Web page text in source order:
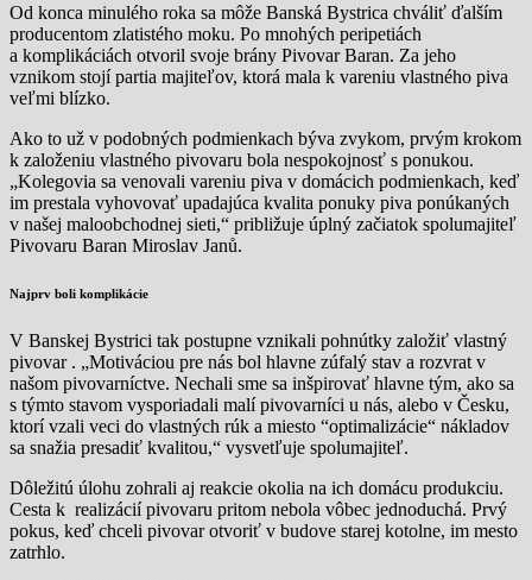
Od konca minulého roka sa môže Banská Bystrica chváliť ďalším
producentom zlatistého moku. Po mnohých peripetiách
a komplikáciách otvoril svoje brány Pivovar Baran. Za jeho
vznikom stojí partia majiteľov, ktorá mala k vareniu vlastného piva
veľmi blízko.
Ako to už v podobných podmienkach býva zvykom, prvým krokom
k založeniu vlastného pivovaru bola nespokojnosť s ponukou.
„Kolegovia sa venovali vareniu piva v domácich podmienkach, keď
im prestala vyhovovať upadajúca kvalita ponuky piva ponúkaných
v našej maloobchodnej sieti,“ približuje úplný začiatok spolumajiteľ
Pivovaru Baran Miroslav Janů.
Najprv boli komplikácie
V Banskej Bystrici tak postupne vznikali pohnútky založiť vlastný
pivovar . „Motiváciou pre nás bol hlavne zúfalý stav a rozvrat v
našom pivovarníctve. Nechali sme sa inšpirovať hlavne tým, ako sa
s týmto stavom vysporiadali malí pivovarníci u nás, alebo v Česku,
ktorí vzali veci do vlastných rúk a miesto “optimalizácie“ nákladov
sa snažia presadiť kvalitou,“ vysvetľuje spolumajiteľ.
Dôležitú úlohu zohrali aj reakcie okolia na ich domácu produkciu.
Cesta k realizácií pivovaru pritom nebola vôbec jednoduchá. Prvý
pokus, keď chceli pivovar otvoriť v budove starej kotolne, im mesto
zatrhlo.